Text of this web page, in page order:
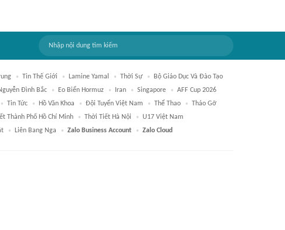
Tin Thế Giới Lamine Yamal Thời Sự
Bộ Giáo Dục Và Đào Tạo
Đình Bắc Eo Biển Hormuz Iran Singapore
AFF Cup 2026
Tin Tức Hồ Văn Khoa Đội Tuyển Việt Nam Thể Thao
Tháo Gỡ
Thành Phố Hồ Chí Minh Thời Tiết Hà Nội
U17 Việt Nam
Liên Bang Nga Zalo Business Account Zalo Cloud